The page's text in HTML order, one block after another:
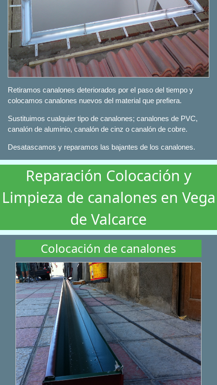
Retiramos canalones deteriorados por el paso del tiempo y
colocamos canalones nuevos del material que prefiera.
Sustituimos cualquier tipo de canalones; canalones de PVC,
canalón de aluminio, canalón de cinz o canalón de cobre.
Desatascamos y reparamos las bajantes de los canalones.
Reparación Colocación y
Limpieza de canalones en Vega
de Valcarce
Colocación de canalones